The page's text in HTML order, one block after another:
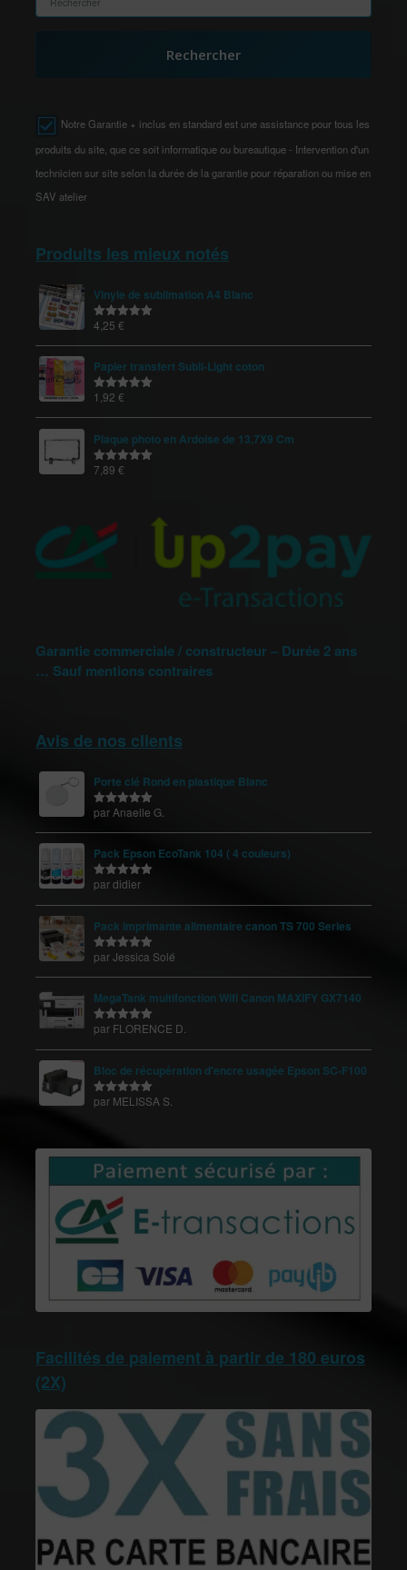
Rechercher
Notre Garantie + inclus en standard est une assistance pour tous les
produits du site, que ce soit informatique ou bureautique - Intervention d'un
technicien sur site selon la durée de la garantie pour réparation ou mise en
SAV atelier
Produits les mieux notés
Vinyle de sublimation A4 Blanc
Note5.00
4,25 €
Papier transfert Subli-Light coton
Note5.00
1,92 €
Plaque photo en Ardoise de 13,7X9 Cm
Note5.00
7,89 €
Garantie commerciale / constructeur – Durée 2 ans
… Sauf mentions contraires
Avis de nos clients
Porte clé Rond en plastique Blanc
Note5sur
par Anaelle G.
Pack Epson EcoTank 104 ( 4 couleurs)
Note 5sur
par didier
Pack imprimante alimentaire canon TS 700 Series
Note5sur
par Jessica Solé
MegaTank multifonction Wifi Canon MAXIFY GX7140
Note
sur
par FLORENCE D.
Bloc de récupération d'encre usagée Epson SC-F100
Note 5sur
par MELISSA S.
Facilités de paiement à partir de 180 euros
(2X)